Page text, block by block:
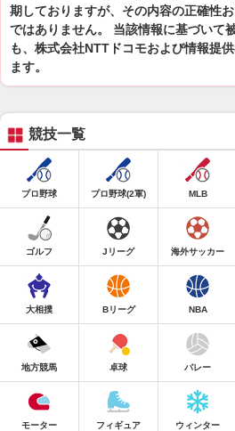
期しておりますが、その内容の正確性
ではありません。 当該情報に基づいて
も、株式会社NTTドコモおよび情報提
ます。
競技一覧
プロ野球 プロ野球(2軍) MLB
ゴルフ Jリーグ 海外サッカー
大相撲 Bリーグ NBA
地方競馬 卓球 バレー
モーター フィギュア ウィンター